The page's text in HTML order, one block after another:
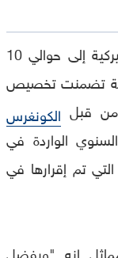
الأميركية إلى حوالي 10
تضمنت تخصيص
الكونغرس
الواردة في
التي تم إقرارها في
إنه "وبفضل